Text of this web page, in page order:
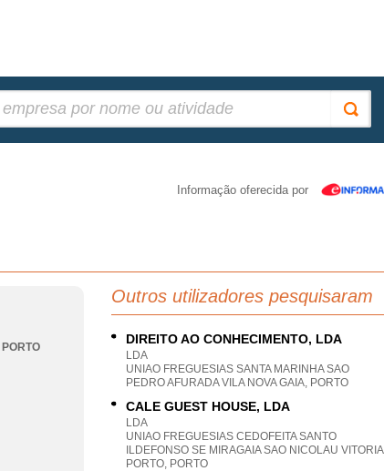
Informação oferecida por
PORTO
Outros utilizadores pesquisaram
DIREITO AO CONHECIMENTO, LDA
LDA
UNIAO FREGUESIAS SANTA MARINHA SAO
PEDRO AFURADA VILA NOVA GAIA, PORTO
CALE GUEST HOUSE, LDA
LDA
UNIAO FREGUESIAS CEDOFEITA SANTO
ILDEFONSO SE MIRAGAIA SAO NICOLAU VITORIA
PORTO, PORTO